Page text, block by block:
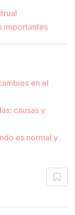
importantes
en el
causas y
es normal y